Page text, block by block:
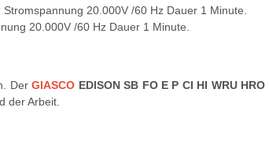
20.000V /60 Hz Dauer 1 Minute.
20.000V /60 Hz Dauer 1 Minute.
DerGIASCO EDISON SB FO E P CI HI WRU HRO
der Arbeit.